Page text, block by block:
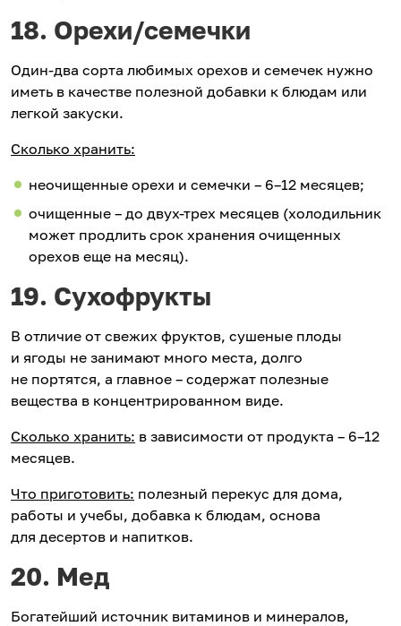
18. Орехи/семечки
Один-два сорта любимых орехов и семечек нужно
иметь в качестве полезной добавки к блюдам или
легкой закуски.
Сколько хранить:
неочищенные орехи и семечки – 6–12 месяцев;
очищенные – до двух-трех месяцев (холодильник
может продлить срок хранения очищенных
орехов еще на месяц).
19. Сухофрукты
В отличие от свежих фруктов, сушеные плоды
и ягоды не занимают много места, долго
не портятся, а главное – содержат полезные
вещества в концентрированном виде.
Сколько хранить: в зависимости от продукта – 6–12
месяцев.
Что приготовить: полезный перекус для дома,
работы и учебы, добавка к блюдам, основа
для десертов и напитков.
20. Мед
Богатейший источник витаминов и минералов,